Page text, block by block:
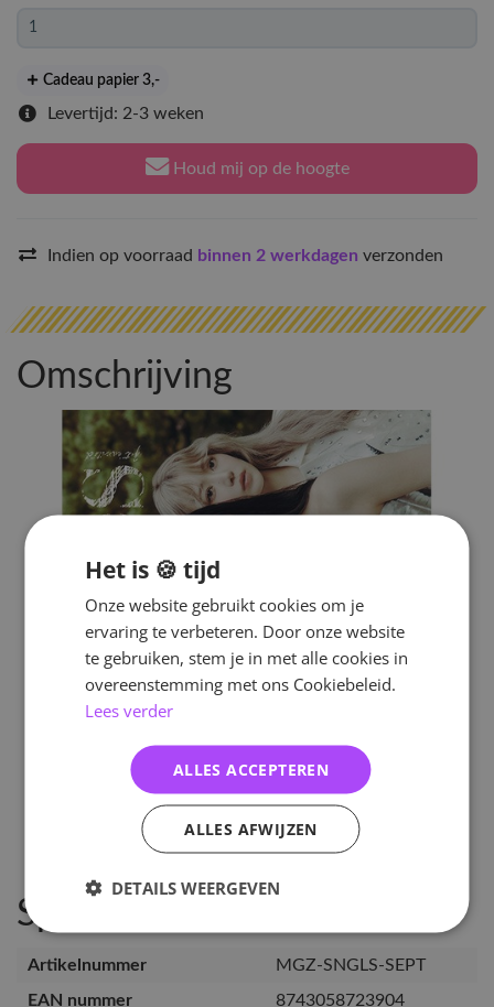
Cadeau papier 3,-
Levertijd: 2-3 weken
Houd mij op de hoogte
Indien op voorraad binnen 2 werkdagen verzonden
Omschrijving
Specificaties
Artikelnummer
MGZ-SNGLS-SEPT
EAN nummer
8743058723904
Het is 🍪 tijd
Onze website gebruikt cookies om je
ervaring te verbeteren. Door onze website
te gebruiken, stem je in met alle cookies in
overeenstemming met ons Cookiebeleid.
Lees verder
ALLES ACCEPTEREN
ALLES AFWIJZEN
DETAILS WEERGEVEN